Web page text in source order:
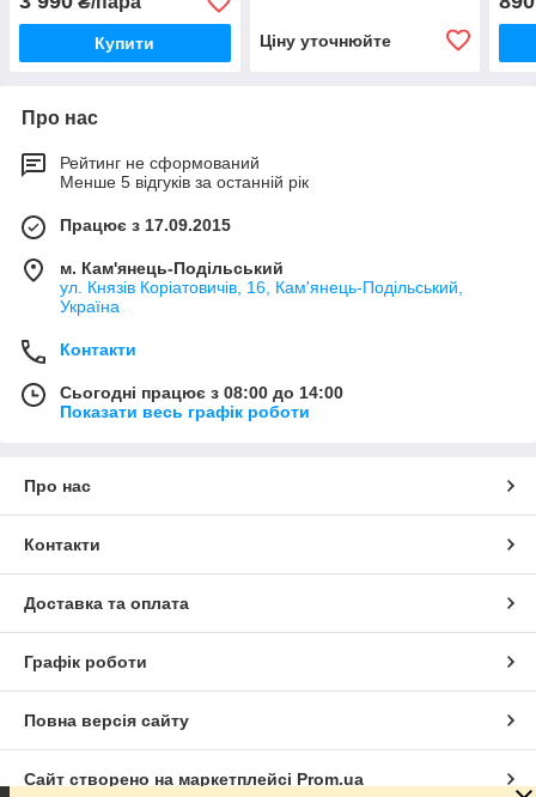
Купити Ціну уточнюйте
Про нас
Рейтинг не сформований
Менше 5 відгуків за останній рік
Працює з 17.09.2015
м. Кам'янець-Подільський
ул. Князів Коріатовичів, 16, Кам'янець-Подільський,
Україна
Контакти
Сьогодні працює з 08:00 до 14:00
Показати весь графік роботи
Про нас
Контакти
Доставка та оплата
Графік роботи
Повна версія сайту
Сайт створено на маркетплейсі Prom.ua